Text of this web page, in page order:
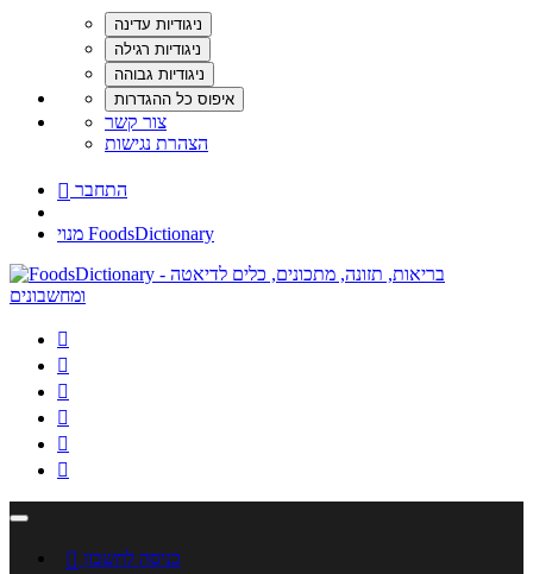
צור קשר
הצהרת נגישות
 התחבר
מנוי FoodsDictionary






 כניסה לחשבון